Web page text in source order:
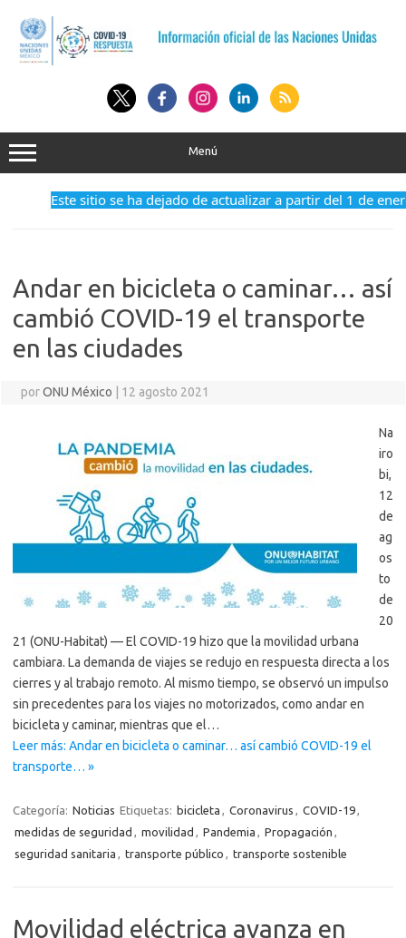
contenido
Menú
Este sitio se ha dejado de actualizar a partir del 1 de
Andar en bicicleta o caminar… así
cambió COVID-19 el transporte
en las ciudades
porONU México 12 agosto 2021
Na
iro
bi,
12
de
ag
os
to
de
20
21 (ONU-Habitat) — El COVID-19 hizo que la movilidad urbana
cambiara. La demanda de viajes se redujo en respuesta directa a los
cierres y al trabajo remoto. Al mismo tiempo, se observó un impulso
sin precedentes para los viajes no motorizados, como andar en
bicicleta y caminar, mientras que el…
Leer más: Andar en bicicleta o caminar… así cambió COVID-19 el
transporte… »
Categoría: Noticias Etiquetas: bicicleta , Coronavirus , COVID-19,
medidas de seguridad , movilidad , Pandemia , Propagación ,
seguridad sanitaria , transporte público , transporte sostenible
Movilidad eléctrica avanza en